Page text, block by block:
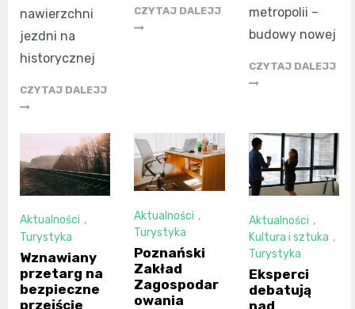
nawierzchni
jezdni na
historycznej
CZYTAJ DALEJJ
CZYTAJ DALEJJ
metropolii –
budowy nowej
CZYTAJ DALEJJ
Aktualności ,
Turystyka
Wznawiany
przetarg na
bezpieczne
przejście
Aktualności ,
Turystyka
Poznański
Zakład
Zagospodar
owania
Aktualności ,
Kultura i sztuka ,
Turystyka
Eksperci
debatują